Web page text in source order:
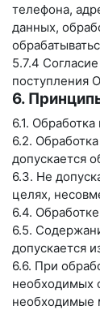
телефона,
данных,
5.7.4
поступления
6.
6.1.
6.2.
допускается
6.3. Не
целях,
6.4.
6.5.
допускается
6.6. При
необходимых
необходимые